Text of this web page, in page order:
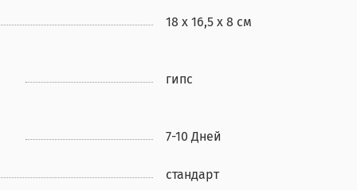
18 х 16,5 х 8 см
гипс
7-10 Дней
стандарт